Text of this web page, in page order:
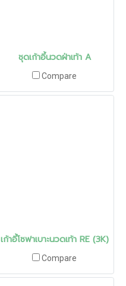
ชุดเก้าอี้นวดฝ่าเท้า A
Compare
เก้าอี้โซฟาเบาะนวดเท้า RE (3K)
Compare